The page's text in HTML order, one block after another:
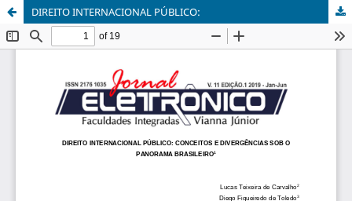
DIREITO INTERNACIONAL PÚBLICO: